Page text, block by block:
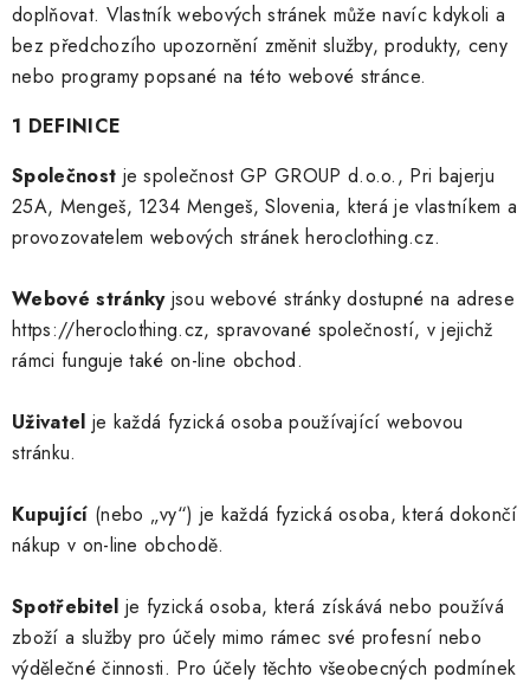
doplňovat. Vlastník webových stránek může navíc kdykoli a
bez předchozího upozornění změnit služby, produkty, ceny
nebo programy popsané na této webové stránce.
1 DEFINICE
Společnost je společnost GP GROUP d.o.o., Pri bajerju
25A, Mengeš, 1234 Mengeš, Slovenia, která je vlastníkem a
provozovatelem webových stránek heroclothing.cz.
Webové stránkyjsou webové stránky dostupné na adrese
https://heroclothing.cz, spravované společností, v jejichž
rámci funguje také on-line obchod.
Uživatel je každá fyzická osoba používající webovou
stránku.
Kupující (nebo „vy“) je každá fyzická osoba, která dokončí
nákup v on-line obchodě.
Spotřebitel je fyzická osoba, která získává nebo používá
zboží a služby pro účely mimo rámec své profesní nebo
výdělečné činnosti. Pro účely těchto všeobecných podmínek